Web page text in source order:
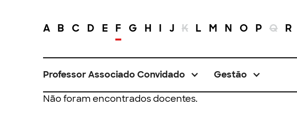
A B C D E F G H I J K L M N O P Q R
Professor Associado Convidado Gestão
Não foram encontrados docentes.